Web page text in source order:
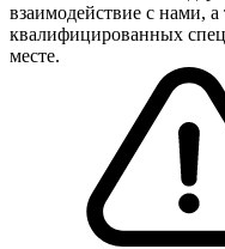
взаимодействие с нами,
квалифицированных
месте.